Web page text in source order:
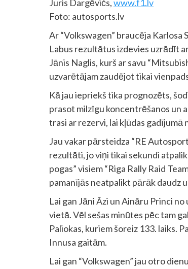
Juris Dargēvičs,www.f1.lv
Foto: autosports.lv
Ar “Volkswagen” braucēja
Labus rezultātus izdevies uzrādīt
Jānis Naglis, kurš ar savu
uzvarētājam zaudējot tikai
Kā jau iepriekš tika prognozēts,
prasot milzīgu koncentrēšanos un
trasi ar rezervi, lai kļūdas gadījumā
Jau vakar pārsteidza “RE
rezultāti, jo viņi tikai sekundi
pogas” visiem “Riga Rally Raid
pamanījās neatpalikt pārāk daudz
Lai gan Jāni Āzi un Aināru Princi
vietā. Vēl sešas minūtes pēc tam
Paliokas, kuriem šoreiz 133. laiks.
Innusa gaitām.
Lai gan “Volkswagen” jau otro